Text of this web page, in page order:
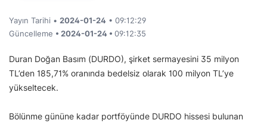
Yayın Tarihi • 2024-01-24 • 09:12:29
Güncelleme • 2024-01-24 • 09:12:35
Duran Doğan Basım (DURDO), şirket sermayesini 35 milyon
TL’den 185,71% oranında bedelsiz olarak 100 milyon TL’ye
yükseltecek.
Bölünme gününe kadar portföyünde DURDO hissesi bulunan